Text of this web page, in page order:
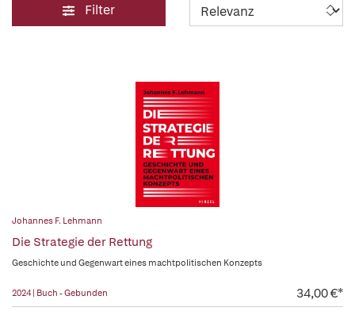
Filter
Johannes F. Lehmann
Die Strategie der Rettung
Geschichte und Gegenwart eines machtpolitischen Konzepts
2024 | Buch - Gebunden 34,00 €*